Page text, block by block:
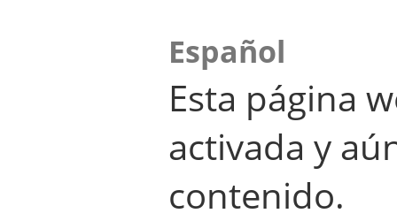
Español
Esta página
activada y
contenido.